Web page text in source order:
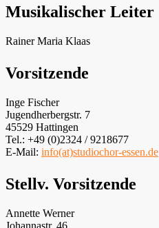
Musikalischer Leiter
Rainer Maria Klaas
Vorsitzende
Inge Fischer
Jugendherbergstr. 7
45529 Hattingen
Tel.: +49 (0)2324 / 9218677
E-Mail: info(at)studiochor-essen.de
Stellv. Vorsitzende
Annette Werner
Johannastr. 46